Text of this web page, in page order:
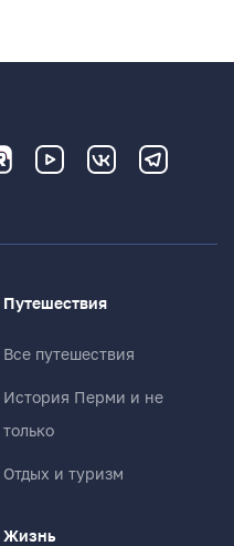
Путешествия
Все путешествия
История Перми и не
только
Отдых и туризм
Жизнь